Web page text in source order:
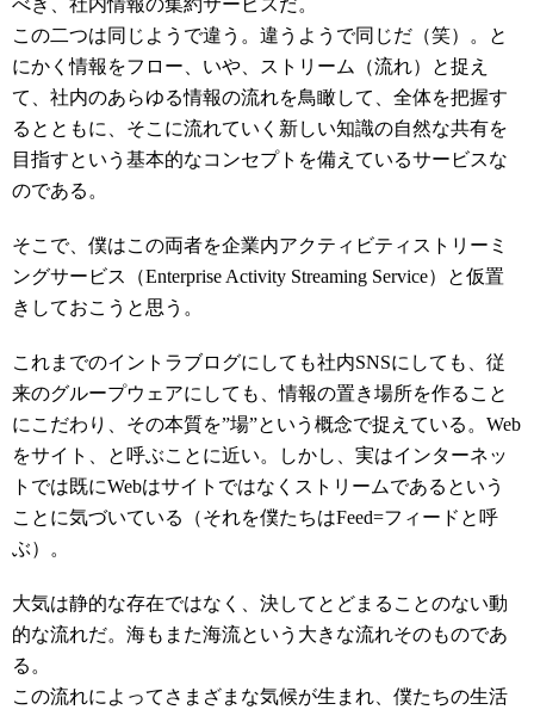
べき、社内情報の集約サービスだ。
この二つは同じようで違う。違うようで同じだ（笑）。と
にかく情報をフロー、いや、ストリーム（流れ）と捉え
て、社内のあらゆる情報の流れを鳥瞰して、全体を把握す
るとともに、そこに流れていく新しい知識の自然な共有を
目指すという基本的なコンセプトを備えているサービスな
のである。
そこで、僕はこの両者を企業内アクティビティストリーミ
ングサービス（Enterprise Activity Streaming Service）と仮置
きしておこうと思う。
これまでのイントラブログにしても社内SNSにしても、従
来のグループウェアにしても、情報の置き場所を作ること
にこだわり、その本質を”場”という概念で捉えている。Web
をサイト、と呼ぶことに近い。しかし、実はインターネッ
トでは既にWebはサイトではなくストリームであるという
ことに気づいている（それを僕たちはFeed=フィードと呼
ぶ）。
大気は静的な存在ではなく、決してとどまることのない動
的な流れだ。海もまた海流という大きな流れそのものであ
る。
この流れによってさまざまな気候が生まれ、僕たちの生活